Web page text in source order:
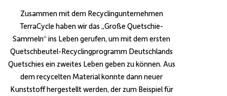
Zusammen mit dem Recyclingunternehmen
TerraCycle haben wir das „Große Quetschie-
Sammeln“ ins Leben gerufen, um mit dem ersten
Quetschbeutel-Recyclingprogramm Deutschlands
Quetschies ein zweites Leben geben zu können. Aus
dem recycelten Material konnte dann neuer
Kunststoff hergestellt werden, der zum Beispiel für